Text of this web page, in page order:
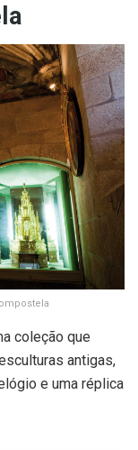
coleção que
antigas,
e uma réplica